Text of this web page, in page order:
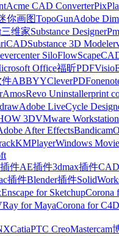
Acme CAD Converter
你画图TopoGunAdobe
三维家Substance Designer
Substance 3D Modeler
SiloFlowScape
Office福昕PDFVisio
件ABBYYCleverPDF
AmosRevo Uninstallerprint
Adobe LiveCycle
3DVMware Workstation
After EffectsBandicam
KMPlayerWindows
件AE插件3dmax插件
插件Blender插件
Enscape for SketchupCorona
for MayaCorona for C4D
CatiaPTC CreoMastercam